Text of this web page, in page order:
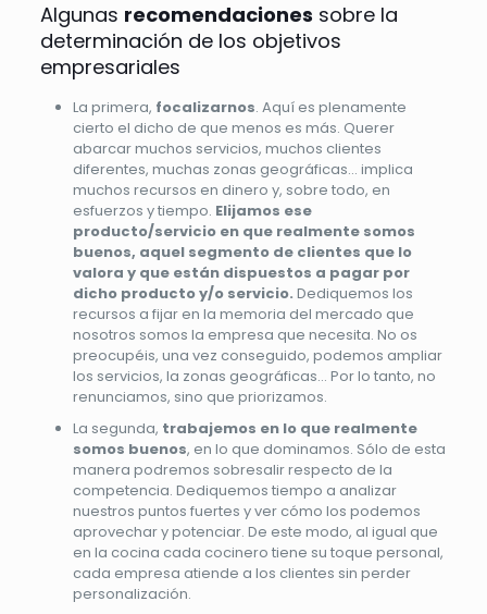
Algunas recomendaciones sobre la
determinación de los objetivos
empresariales
La primera, focalizarnos. Aquí es plenamente
cierto el dicho de que menos es más. Querer
abarcar muchos servicios, muchos clientes
diferentes, muchas zonas geográficas… implica
muchos recursos en dinero y, sobre todo, en
esfuerzos y tiempo. Elijamos ese
producto/servicio en que realmente somos
buenos, aquel segmento de clientes que lo
valora y que están dispuestos a pagar por
dicho producto y/o servicio. Dediquemos los
recursos a fijar en la memoria del mercado que
nosotros somos la empresa que necesita. No os
preocupéis, una vez conseguido, podemos ampliar
los servicios, la zonas geográficas… Por lo tanto, no
renunciamos, sino que priorizamos.
La segunda, trabajemos en lo que realmente
somos buenos, en lo que dominamos. Sólo de esta
manera podremos sobresalir respecto de la
competencia. Dediquemos tiempo a analizar
nuestros puntos fuertes y ver cómo los podemos
aprovechar y potenciar. De este modo, al igual que
en la cocina cada cocinero tiene su toque personal,
cada empresa atiende a los clientes sin perder
personalización.